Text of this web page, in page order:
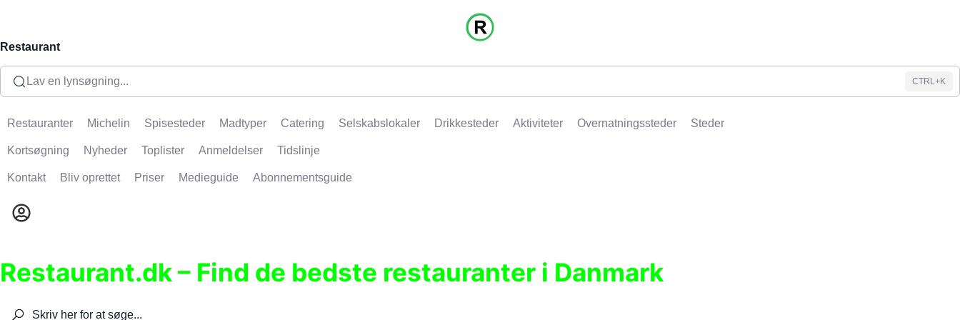
Restaurant
Lav en lynsøgning... CTRL+K
Restauranter Michelin Spisesteder Madtyper Catering Selskabslokaler Drikkesteder Aktiviteter Overnatningssteder Steder
Kortsøgning Nyheder Toplister Anmeldelser Tidslinje
Kontakt Bliv oprettet Priser Medieguide Abonnementsguide
Restaurant.dk – Find de bedste restauranter i Danmark